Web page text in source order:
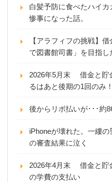
白髪予防に食べたハイ
惨事になった話。
【アラフィフの挑戦】
で図書館司書」を目指し
2026年5月末 借金と貯
るはあと後期の1回のみ
後からリボ払いが･･･約
iPhoneが壊れた。一縷の
の審査結果に泣く
2026年4月末 借金と貯
の学費の支払い